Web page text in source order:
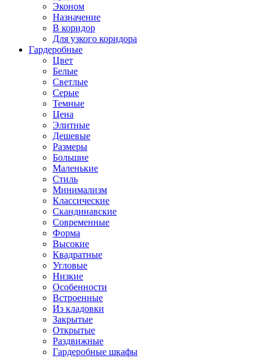
Эконом
Назначение
В коридор
Для узкого коридора
Гардеробные
Цвет
Белые
Светлые
Серые
Темные
Цена
Элитные
Дешевые
Размеры
Большие
Маленькие
Стиль
Минимализм
Классические
Скандинавские
Современные
Форма
Высокие
Квадратные
Угловые
Низкие
Особенности
Встроенные
Из кладовки
Закрытые
Открытые
Раздвижные
Гардеробные шкафы